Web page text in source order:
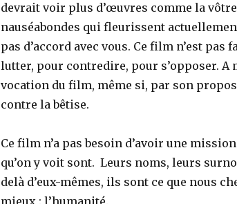
devrait voir plus d’œuvres comme la
nauséabondes qui fleurissent
pas d’accord avec vous. Ce film n’est
lutter, pour contredire, pour s’opposer. A
vocation du film, même si, par son
contre la bêtise.
Ce film n’a pas besoin d’avoir une
qu’on y voit sont. Leurs noms, leurs
delà d’eux-mêmes, ils sont ce que nous